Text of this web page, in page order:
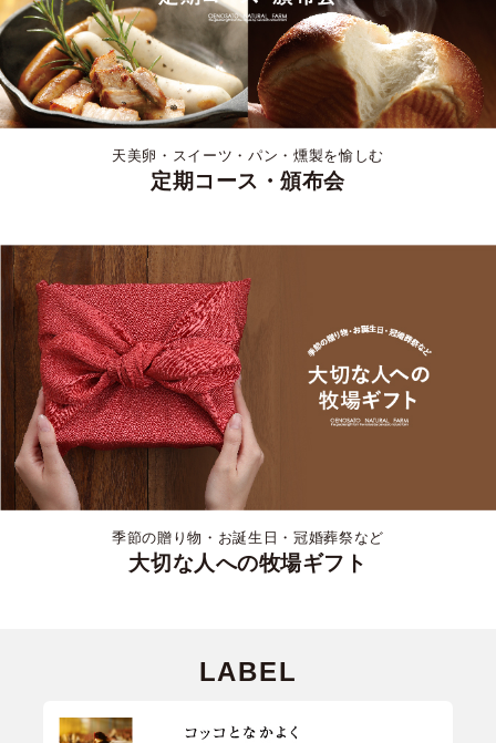
天美卵・スイーツ・パン・燻製を愉しむ
定期コース・頒布会
季節の贈り物・お誕生日・冠婚葬祭など
大切な人への牧場ギフト
LABEL